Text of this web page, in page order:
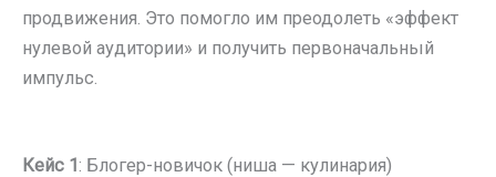
продвижения. Это помогло им преодолеть «эффект
нулевой аудитории» и получить первоначальный
импульс.
Кейс 1: Блогер-новичок (ниша — кулинария)